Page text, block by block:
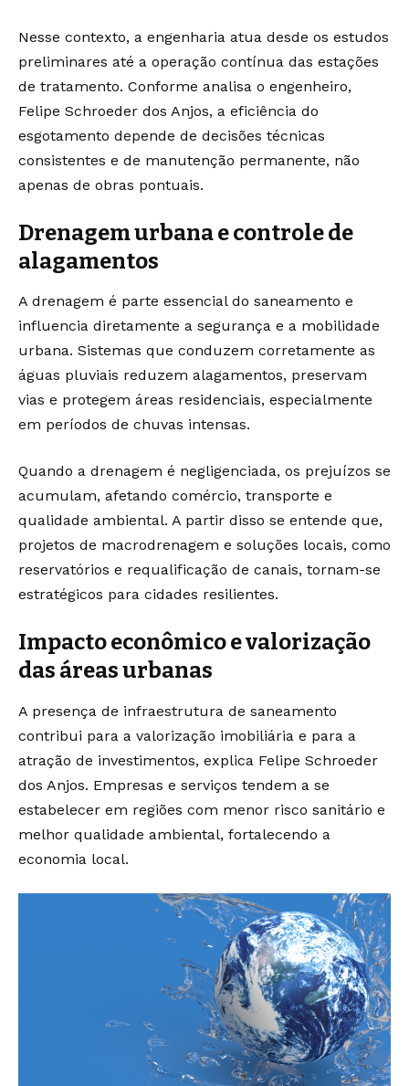
Nesse contexto, a engenharia atua desde os estudos
preliminares até a operação contínua das estações
de tratamento. Conforme analisa o engenheiro,
Felipe Schroeder dos Anjos, a eficiência do
esgotamento depende de decisões técnicas
consistentes e de manutenção permanente, não
apenas de obras pontuais.
Drenagem urbana e controle de
alagamentos
A drenagem é parte essencial do saneamento e
influencia diretamente a segurança e a mobilidade
urbana. Sistemas que conduzem corretamente as
águas pluviais reduzem alagamentos, preservam
vias e protegem áreas residenciais, especialmente
em períodos de chuvas intensas.
Quando a drenagem é negligenciada, os prejuízos se
acumulam, afetando comércio, transporte e
qualidade ambiental. A partir disso se entende que,
projetos de macrodrenagem e soluções locais, como
reservatórios e requalificação de canais, tornam-se
estratégicos para cidades resilientes.
Impacto econômico e valorização
das áreas urbanas
A presença de infraestrutura de saneamento
contribui para a valorização imobiliária e para a
atração de investimentos, explica Felipe Schroeder
dos Anjos. Empresas e serviços tendem a se
estabelecer em regiões com menor risco sanitário e
melhor qualidade ambiental, fortalecendo a
economia local.